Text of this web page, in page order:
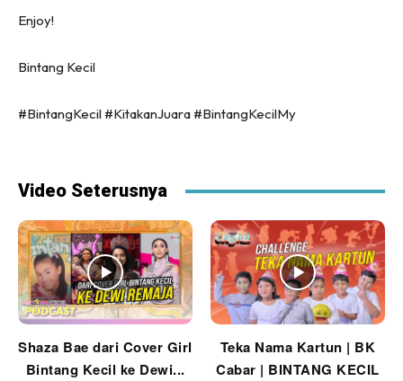
Enjoy!
Bintang Kecil
#BintangKecil #KitakanJuara #BintangKecilMy
Video Seterusnya
Shaza Bae dari Cover Girl
Bintang Kecil ke Dewi...
Teka Nama Kartun | BK
Cabar | BINTANG KECIL